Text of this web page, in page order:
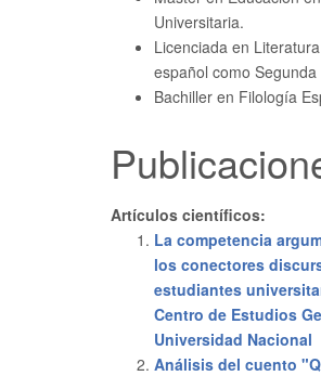
Universitaria.
Licenciada en
español como Segunda
Bachiller en Filología
Artículos científicos:
La competencia
los conectores
estudiantes
Centro de Estudios
Universidad Nacional
Análisis del cuento